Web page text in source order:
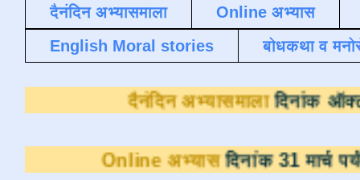
दैनंदिन अभ्यासमाला
Online अभ्यास
English Moral stories
बोधकथा व
दैनंदिन
अभ्यासदिनांक 31 मार्च पर्यंत